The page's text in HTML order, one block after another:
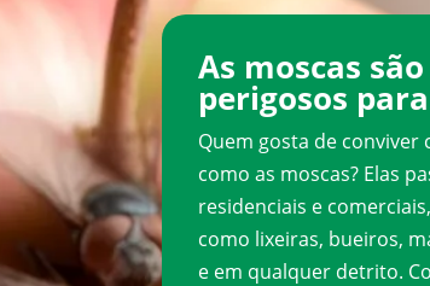
As moscas
perigosos
Quem gosta de
como as moscas? Elas
residenciais e
como lixeiras, bueiros,
e em qualquer detrito.